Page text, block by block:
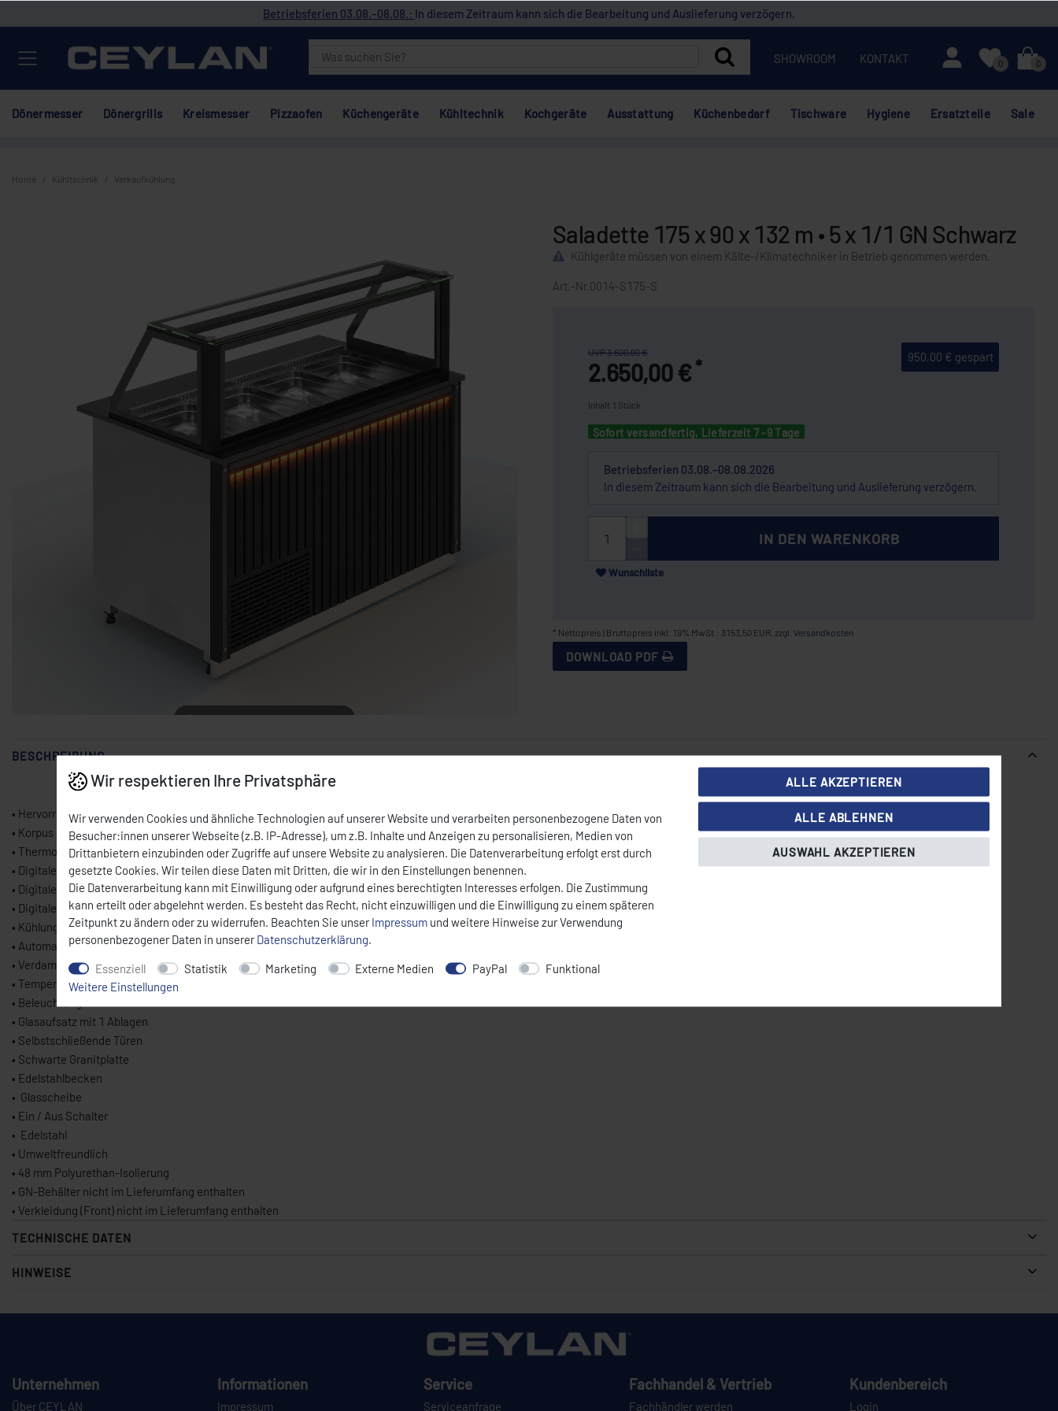
Betriebsferien 03.08.–08.08.: In diesem Zeitraum kann sich die Bearbeitung und Auslieferung verzögern.
SHOWROOM KONTAKT
Mein Konto
0
0
Dönermesser Dönergrills Kreismesser Pizzaofen Küchengeräte Kühltechnik Kochgeräte Ausstattung Küchenbedarf Tischware Hygiene Ersatzteile Sale
Home Kühltechnik Verkaufkühlung
Mit der Maus über das Bild fahren
Saladette 175 x 90 x 132 m • 5 x 1/1 GN Schwarz
Kühlgeräte müssen von einem Kälte-/Klimatechniker in Betrieb genommen werden.
Art.-Nr. 0014-S175-S
950,00 € gespart
UVP 3.600,00 €
2.650,00 €*
Inhalt 1 Stück
Sofort versandfertig, Lieferzeit 7 -9 Tage
Betriebsferien 03.08.–08.08.2026
In diesem Zeitraum kann sich die Bearbeitung und Auslieferung verzögern.
IN DEN WARENKORB
Wunschliste
* Nettopreis | Bruttopreis inkl. 19% MwSt.: 3153,50 EUR, zzgl. Versandkosten
DOWNLOAD PDF
BESCHREIBUNG
• Hervorragend für den professionellen Einsatz
• Korpus aus hochwertigem Edelstahl
• Thermostat zur Temperaturkontrolle
• Digitales Display
• Digitales Bedienfeld für Temperatur und Abtaufunktion
• Digitale Temperaturanzeige
• Kühlung mit Lüfter
• Automatische Wasserverdunstung bei Abtauung
• Verdampfer (Kupferrohr) mit Aluminiumlamellen
• Temperatur: von +5 °C bis +8 °C
• Beleuchtung
• Glasaufsatz mit 1 Ablagen
• Selbstschließende Türen
• Schwarte Granitplatte
• Edelstahlbecken
• Glasscheibe
• Ein / Aus Schalter
• Edelstahl
• Umweltfreundlich
• 48 mm Polyurethan-Isolierung
• GN-Behälter nicht im Lieferumfang enthalten
• Verkleidung (Front) nicht im Lieferumfang enthalten
TECHNISCHE DATEN
HINWEISE
Unternehmen
Über CEYLAN
Informationen
Impressum
Service
Serviceanfrage
Fachhandel & Vertrieb
Fachhändler werden
Kundenbereich
Login
Wir respektieren Ihre Privatsphäre
Wir verwenden Cookies und ähnliche Technologien auf unserer Website und verarbeiten personenbezogene Daten von
Besucher:innen unserer Webseite (z.B. IP-Adresse), um z.B. Inhalte und Anzeigen zu personalisieren, Medien von
Drittanbietern einzubinden oder Zugriffe auf unsere Website zu analysieren. Die Datenverarbeitung erfolgt erst durch
gesetzte Cookies. Wir teilen diese Daten mit Dritten, die wir in den Einstellungen benennen.
Die Datenverarbeitung kann mit Einwilligung oder aufgrund eines berechtigten Interesses erfolgen. Die Zustimmung
kann erteilt oder abgelehnt werden. Es besteht das Recht, nicht einzuwilligen und die Einwilligung zu einem späteren
Zeitpunkt zu ändern oder zu widerrufen. Beachten Sie unserImpressum und weitere Hinweise zur Verwendung
personenbezogener Daten in unsererDaten­schutz­erklärung
Essenziell Statistik Marketing Externe Medien PayPal
Funktional
Weitere Einstellungen
ALLE AKZEPTIEREN
ALLE ABLEHNEN
AUSWAHL AKZEPTIEREN